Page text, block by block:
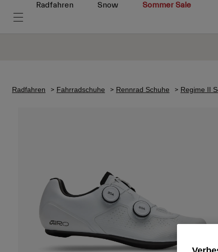
Radfahren Snow Sommer Sale
Radfahren Fahrradschuhe Rennrad Schuhe Regime II